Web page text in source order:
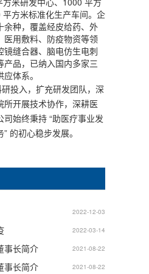
方米标准化生产车间。企
余种，覆盖经皮给药、外
医用敷料、防疫物资等领
镜缝合器、脑电仿生电刺
产品，已纳入国内多家三
体系。
投入，扩充研发团队，深
所开展技术协作，深耕医
始终秉持 “助医疗事业发
的初心稳步发展。
2022-12-03
2022-03-14
事长简介 2021-08-22
事长简介 2021-08-22